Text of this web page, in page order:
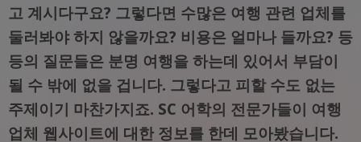
고 계시다구요? 그렇다면 수많은 여행 관련 업체를
둘러봐야 하지 않을까요? 비용은 얼마나 들까요? 등
등의 질문들은 분명 여행을 하는데 있어서 부담이
될 수 밖에 없을 겁니다. 그렇다고 피할 수도 없는
주제이기 마찬가지죠. SC 어학의 전문가들이 여행
업체 웹사이트에 대한 정보를 한데 모아봤습니다.